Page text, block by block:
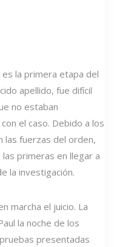
la primera etapa del
apellido, fue difícil
no estaban
el caso. Debido a los
las fuerzas del orden,
primeras en llegar a
la investigación.
marcha el juicio. La
la noche de los
presentadas